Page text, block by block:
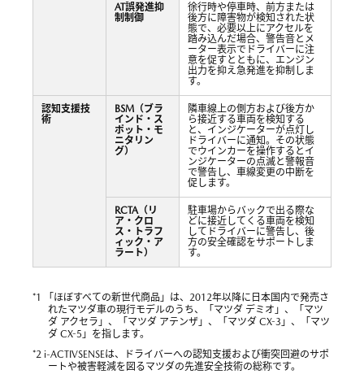
AT誤発進抑
制制御
徐行時や停車時、前方または
後方に障害物が検知された状
態で、必要以上にアクセルを
踏み込んだ場合、警告音とメ
ーター表示でドライバーに注
意を促すとともに、エンジン
出力を抑え急発進を抑制しま
す。
認知支援技
術
BSM（ブラ
インド・ス
ポット・モ
ニタリン
グ）
隣車線上の側方および後方か
ら接近する車両を検知する
と、インジケーターが点灯し
ドライバーに通知。その状態
でウインカーを操作するとイ
ンジケーターの点滅と警報音
で警告し、車線変更の中断を
促します。
RCTA（リ
ア・クロ
ス・トラフ
ィック・ア
ラート）
駐車場からバックで出る際な
どに接近してくる車両を検知
してドライバーに警告し、後
方の安全確認をサポートしま
す。
*1 「ほぼすべての新世代商品」は、2012年以降に日本国内で発売さ
れたマツダ車の現行モデルのうち、「マツダ デミオ」、「マツ
ダ アクセラ」、「マツダ アテンザ」、「マツダ CX-3」、「マツ
ダ CX-5」を指します。
*2 i-ACTIVSENSEは、ドライバーへの認知支援および衝突回避のサポ
ートや被害軽減を図るマツダの先進安全技術の総称です。